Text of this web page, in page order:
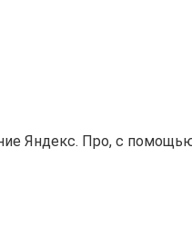
Яндекс. Про, с